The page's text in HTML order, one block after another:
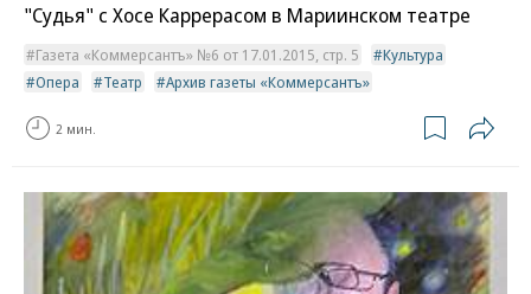
"Судья" с Хосе Каррерасом в Мариинском театре
Газета «Коммерсантъ» №6 от 17.01.2015, стр. 5
Культура
Опера
Театр Архив газеты «Коммерсантъ»
2 мин.